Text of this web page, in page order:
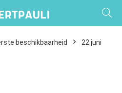
beschikbaarheid
22 juni